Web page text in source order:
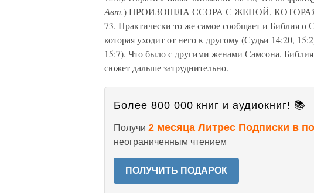
Авт.) ПРОИЗОШЛА ССОРА С ЖЕНОЙ,
73. Практически то же самое сообщает и
которая уходит от него к другому (Судьи 14:20,
15:7). Что было с другими женами Самсона,
сюжет дальше затруднительно.
Более 800 000 книг и аудиокниг! 📚
Получи 2 месяца Литрес Подписки в
неограниченным чтением
ПОЛУЧИТЬ ПОДАРОК